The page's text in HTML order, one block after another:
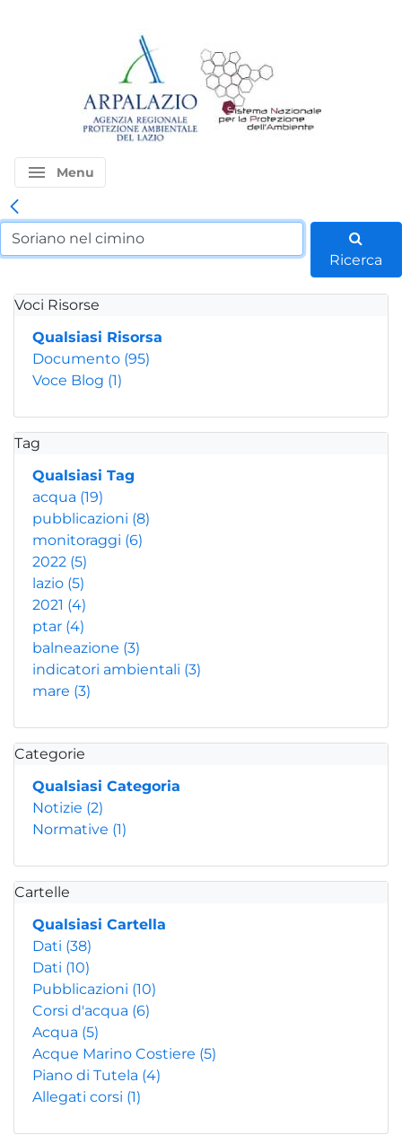
menu Menu
Ricerca
Voci Risorse
Qualsiasi Risorsa
Documento (95)
Voce Blog (1)
Tag
Qualsiasi Tag
acqua (19)
pubblicazioni (8)
monitoraggi (6)
2022 (5)
lazio (5)
2021 (4)
ptar (4)
balneazione (3)
indicatori ambientali (3)
mare (3)
Categorie
Qualsiasi Categoria
Notizie (2)
Normative (1)
Cartelle
Qualsiasi Cartella
Dati (38)
Dati (10)
Pubblicazioni (10)
Corsi d'acqua (6)
Acqua (5)
Acque Marino Costiere (5)
Piano di Tutela (4)
Allegati corsi (1)